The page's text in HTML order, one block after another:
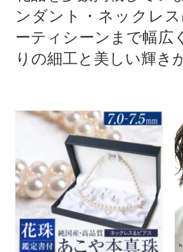
ンダント・ネックレ
ーティシーンまで幅広
りの細工と美しい輝き